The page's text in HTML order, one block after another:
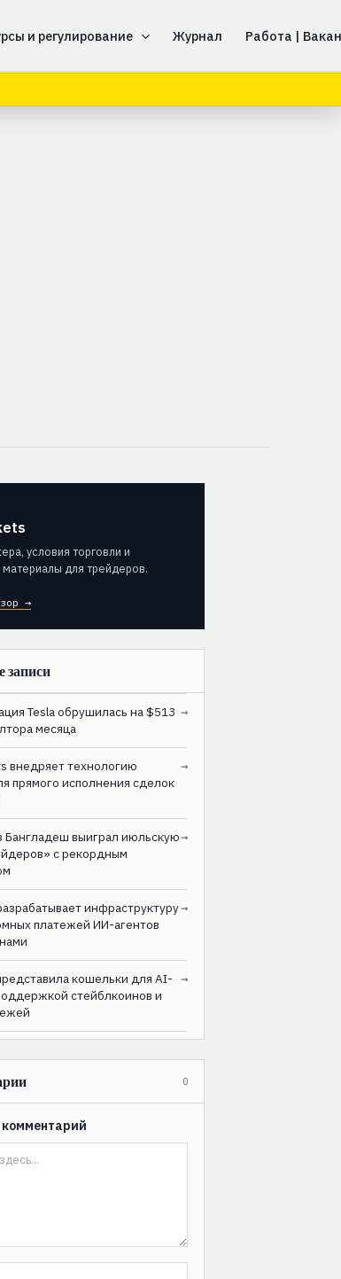
и регулирование Журнал Работа |
условия торговли и
материалы для трейдеров.
→
записи
Tesla обрушилась на $513
месяца
→
внедряет технологию
прямого исполнения сделок
→
Бангладеш выиграл июльскую
с рекордным
→
инфраструктуру
платежей ИИ-агентов
→
кошельки для AI-
стейблкоинов и
→
0